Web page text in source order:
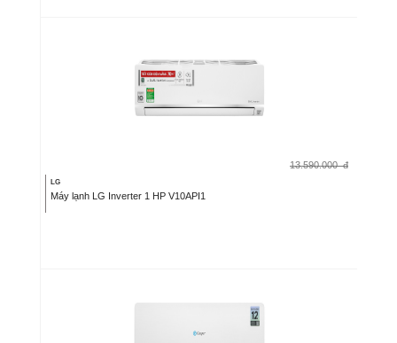
13.590.000 đ
LG
Máy lạnh LG Inverter 1 HP V10API1